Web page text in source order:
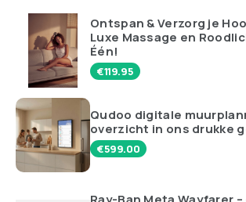
Ontspan & Verzorg je
Luxe Massage en
Één!
€119.95
Qudoo digitale
overzicht in ons drukke
€599.00